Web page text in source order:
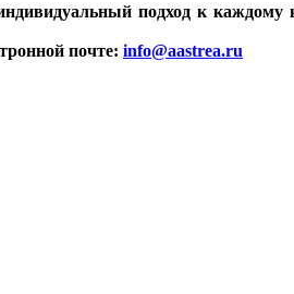
подход к
почте: info@aastrea.ru